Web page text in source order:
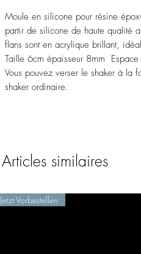
Moule en silicone pour résine
partir de silicone de haute qualité
flans sont en acrylique brillant,
Taille 6cm épaisseur 8mm
Vous pouvez verser le shaker à la
shaker ordinaire.
Articles similaires
Jetzt Vorbestellen